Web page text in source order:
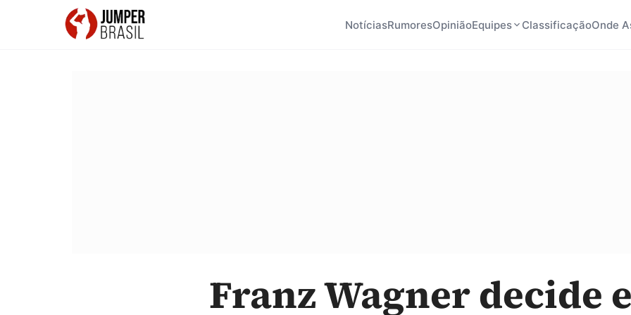
NotíciasRumoresOpiniãoEquipes ClassificaçãoOnde
Franz Wagner decide e